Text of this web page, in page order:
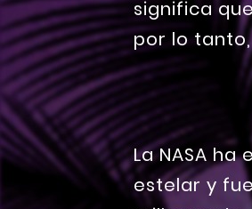
significa
por lo
La NASA
estelar y